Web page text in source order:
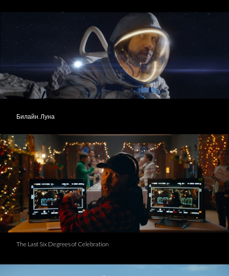
Билайн. Луна
The Last Six Degrees of Celebration